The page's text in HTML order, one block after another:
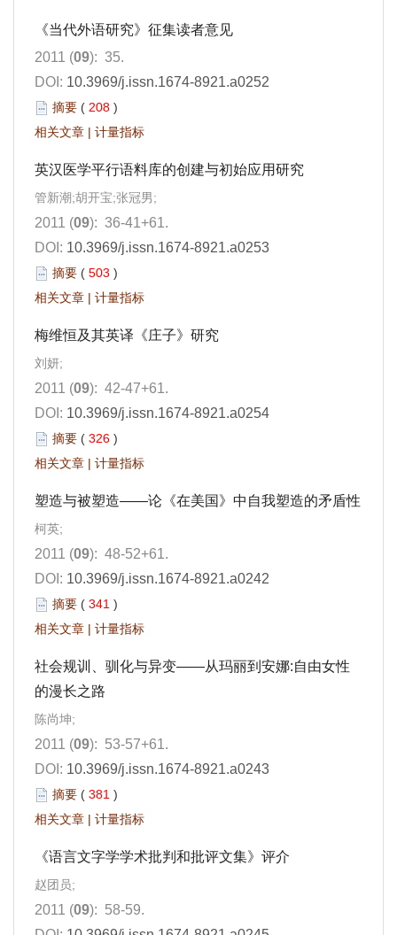
《当代外语研究》征集读者意见
2011 (09): 35.
DOI: 10.3969/j.issn.1674-8921.a0252
摘要 ( 208 )
相关文章 | 计量指标
英汉医学平行语料库的创建与初始应用研究
管新潮;胡开宝;张冠男;
2011 (09): 36-41+61.
DOI: 10.3969/j.issn.1674-8921.a0253
摘要 ( 503 )
相关文章 | 计量指标
梅维恒及其英译《庄子》研究
刘妍;
2011 (09): 42-47+61.
DOI: 10.3969/j.issn.1674-8921.a0254
摘要 ( 326 )
相关文章 | 计量指标
塑造与被塑造——论《在美国》中自我塑造的矛盾性
柯英;
2011 (09): 48-52+61.
DOI: 10.3969/j.issn.1674-8921.a0242
摘要 ( 341 )
相关文章 | 计量指标
社会规训、驯化与异变——从玛丽到安娜:自由女性
的漫长之路
陈尚坤;
2011 (09): 53-57+61.
DOI: 10.3969/j.issn.1674-8921.a0243
摘要 ( 381 )
相关文章 | 计量指标
《语言文字学学术批判和批评文集》评介
赵团员;
2011 (09): 58-59.